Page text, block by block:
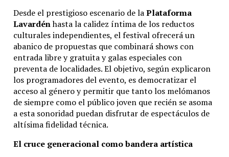
gente»
Anterior
Rosario se prepara para el gran recital de Fito Páez en el
Monumento: horarios, teloneros y cortes de tránsito
Desde el prestigioso escenario de laPlataforma
Lavardénhasta la calidez íntima de los reductos
culturales independientes, el festival ofrecerá un
abanico de propuestas que combinará shows con
entrada libre y gratuita y galas especiales con
preventa de localidades. El objetivo, según explicaron
los programadores del evento, es democratizar el
acceso al género y permitir que tanto los melómanos
de siempre como el público joven que recién se asoma
a esta sonoridad puedan disfrutar de espectáculos de
altísima fidelidad técnica.
El cruce generacional como bandera artística